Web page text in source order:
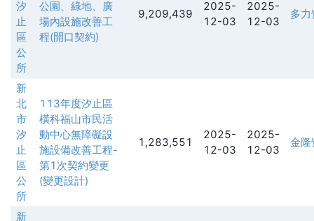
汐
止
區
公
所
公園、綠地、廣
場內設施改善工
程(開口契約)
9,209,439
2025-
12-03
2025-
12-03
多
新
北
市
汐
止
區
公
所
113年度汐止區
橫科福山市民活
動中心無障礙設
施設備改善工程-
第1次契約變更
(變更設計)
1,283,551
2025-
12-03
2025-
12-03
金隆
新